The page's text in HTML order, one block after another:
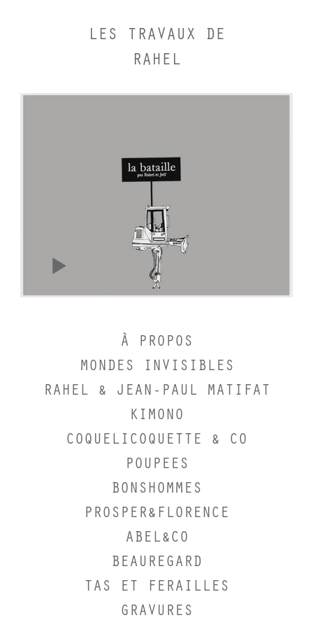
LES TRAVAUX DE
RAHEL
À PROPOS
MONDES INVISIBLES
RAHEL & JEAN-PAUL MATIFAT
KIMONO
COQUELICOQUETTE & CO
POUPEES
BONSHOMMES
PROSPER&FLORENCE
ABEL&CO
BEAUREGARD
TAS ET FERAILLES
GRAVURES